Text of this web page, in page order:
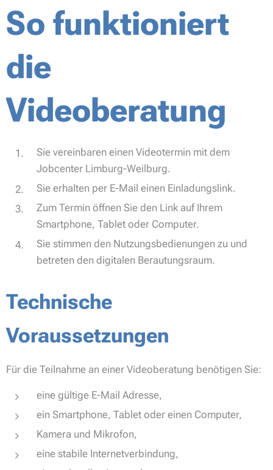
So funktioniert
die
Videoberatung
Sie vereinbaren einen Videotermin mit dem
Jobcenter Limburg-Weilburg.
Sie erhalten per E-Mail einen Einladungslink.
Zum Termin öffnen Sie den Link auf Ihrem
Smartphone, Tablet oder Computer.
Sie stimmen den Nutzungsbedienungen zu und
betreten den digitalen Berautungsraum.
Technische
Voraussetzungen
Für die Teilnahme an einer Videoberatung benötigen Sie:
eine gültige E-Mail Adresse,
ein Smartphone, Tablet oder einen Computer,
Kamera und Mikrofon,
eine stabile Internetverbindung,